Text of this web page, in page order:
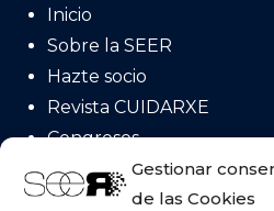
Gestionar
de las Cookies
Inicio
Sobre la SEER
Hazte socio
Revista CUIDARXE
Congresos
Acreditación
Posicionamientos